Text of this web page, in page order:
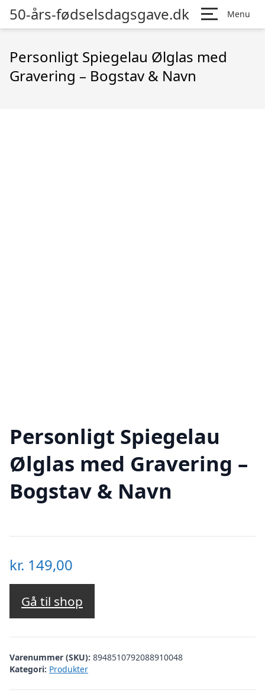
50-års-fødselsdagsgave.dk Menu
Personligt Spiegelau Ølglas med
Gravering – Bogstav & Navn
Personligt Spiegelau
Ølglas med Gravering –
Bogstav & Navn
kr. 149,00
Gå til shop
Varenummer (SKU): 8948510792088910048
Kategori: Produkter